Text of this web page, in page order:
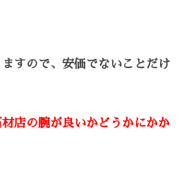
すので、安価でないことだけ
材店の腕が良いかどうかにかか